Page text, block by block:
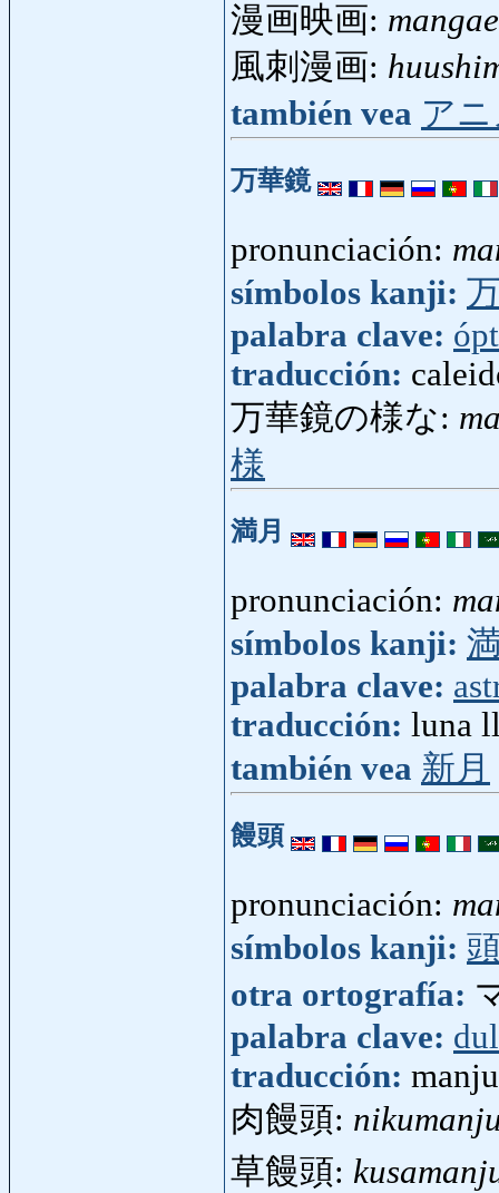
漫画映画:
風刺漫画:
también vea ア
万華鏡
pronunciación:
símbolos kanji:
palabra clave:
traducción:
万華鏡の様な:
様
満月
pronunciación:
símbolos kanji:
palabra clave:
traducción: luna
también vea 新月
饅頭
pronunciación:
símbolos kanji:
otra ortografía:
palabra clave:
traducción:
肉饅頭:
草饅頭: